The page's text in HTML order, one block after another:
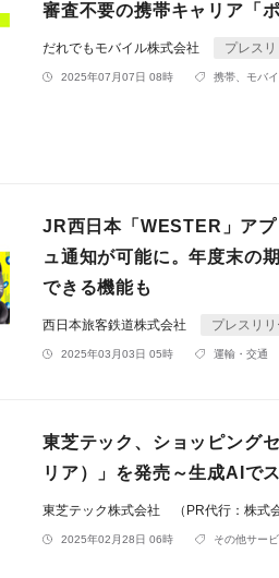
審査不要の携帯キャリア「
だれでもモバイル株式会社 プレス
2025年07月07日 08時 携帯、モバ
JR西日本「WESTER」ア
ュ通知が可能に。年度末の
できる機能も
西日本旅客鉄道株式会社 プレスリリ
2025年03月03日 05時 運輸・交通
東芝テック、ショッピング
リア）」を発売～生成AIで
東芝テック株式会社 （PR代行：株式
2025年02月28日 06時 その他サービ